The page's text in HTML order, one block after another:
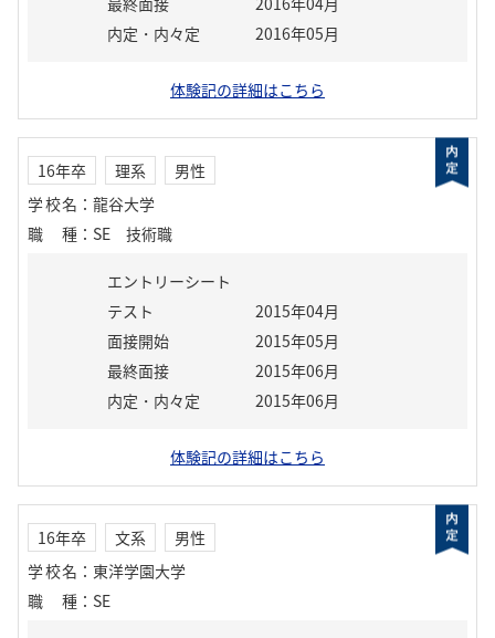
内定・内々定
2016年05月
体験記の詳細はこちら
16年卒 理系
男性
学校名 ： 龍谷大学
職種 ： SE 技術職
エントリーシート
テスト
2015年04月
面接開始
2015年05月
最終面接
2015年06月
内定・内々定
2015年06月
体験記の詳細はこちら
16年卒 文系
男性
学校名 ： 東洋学園大学
職種 ： SE